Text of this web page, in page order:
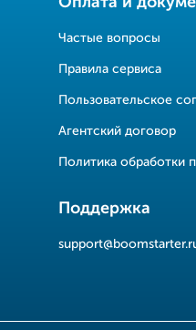
Частые вопросы
Правила сервиса
Пользовательское
Агентский договор
Политика обработки
Поддержка